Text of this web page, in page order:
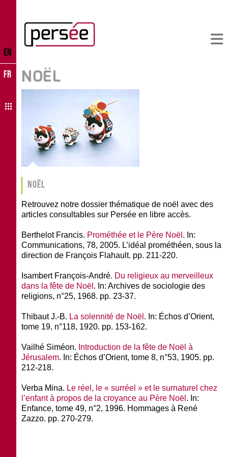
EN
FR
NOËL
Noël
Retrouvez notre dossier thématique de noël avec des
articles consultables sur Persée en libre accès.
Berthelot Francis. Prométhée et le Père Noël . In:
Communications, 78, 2005. L’idéal prométhéen, sous la
direction de François Flahault. pp. 211-220.
Isambert François-André. Du religieux au merveilleux
dans la fête de Noël . In:Archives de sociologie des
religions, n°25, 1968. pp. 23-37.
Thibaut J.-B. La solennité de Noël . In: Échos d’Orient,
tome 19, n°118, 1920. pp. 153-162.
Vailhé Siméon. Introduction de la fête de Noël à
Jérusalem. In: Échos d’Orient, tome 8, n°53, 1905. pp.
212-218.
Verba Mina. Le réel, le « surréel » et le surnaturel chez
l’enfant à propos de la croyance au Père Noël . In:
Enfance, tome 49, n°2, 1996. Hommages à René
Zazzo. pp. 270-279.